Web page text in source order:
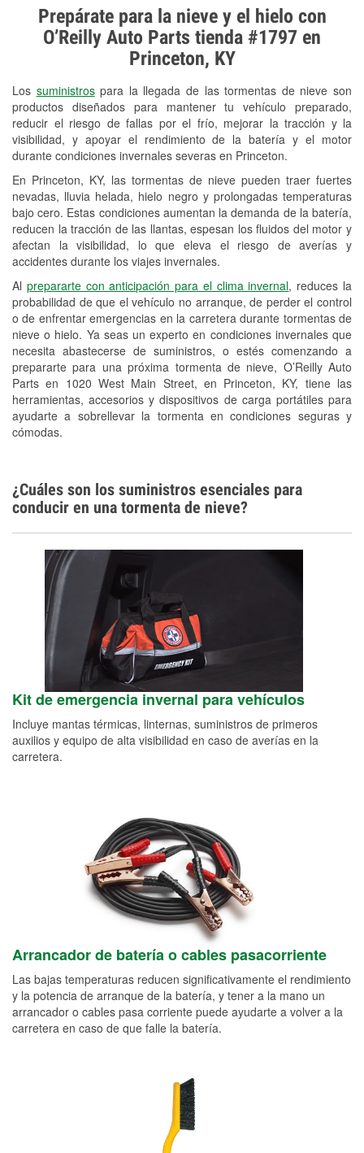
Prepárate para la nieve y el hielo con
O’Reilly Auto Parts tienda #1797 en
Princeton, KY
Los suministrospara la llegada de las tormentas de nieve son
productos diseñados para mantener tu vehículo preparado,
reducir el riesgo de fallas por el frío, mejorar la tracción y la
visibilidad, y apoyar el rendimiento de la batería y el motor
durante condiciones invernales severas en Princeton.
En Princeton, KY, las tormentas de nieve pueden traer fuertes
nevadas, lluvia helada, hielo negro y prolongadas temperaturas
bajo cero. Estas condiciones aumentan la demanda de la batería,
reducen la tracción de las llantas, espesan los fluidos del motor y
afectan la visibilidad, lo que eleva el riesgo de averías y
accidentes durante los viajes invernales.
Al prepararte con anticipación para el clima invernal, reduces la
probabilidad de que el vehículo no arranque, de perder el control
o de enfrentar emergencias en la carretera durante tormentas de
nieve o hielo. Ya seas un experto en condiciones invernales que
necesita abastecerse de suministros, o estés comenzando a
prepararte para una próxima tormenta de nieve, O’Reilly Auto
Parts en 1020 West Main Street, en Princeton, KY, tiene las
herramientas, accesorios y dispositivos de carga portátiles para
ayudarte a sobrellevar la tormenta en condiciones seguras y
cómodas.
Prueba de alternadores y
arrancadores
Revisión de la luz "Check Engine"
Reciclaje de baterías y aceite
Instalación de bombillas de faros
Instalación de limpiaparabrisas
Programa de Préstamo de
Herramientas
Rectificación de tambores y discos de
freno
Mangueras hidráulicas a la medida
Snowstorm Supplies
Conoce más
¿Cuáles son los suministros esenciales para
conducir en una tormenta de nieve?
Kit de emergencia invernal para vehículos
Incluye mantas térmicas, linternas, suministros de primeros
auxilios y equipo de alta visibilidad en caso de averías en la
carretera.
Arrancador de batería o cables pasacorriente
Las bajas temperaturas reducen significativamente el rendimiento
y la potencia de arranque de la batería, y tener a la mano un
arrancador o cables pasa corriente puede ayudarte a volver a la
carretera en caso de que falle la batería.